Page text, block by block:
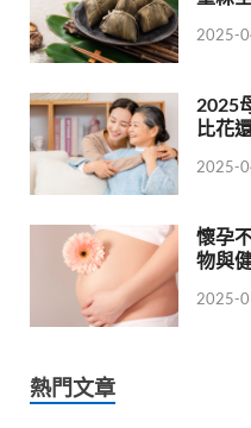
2025-
2025
比花
2025-
懷孕
物與
2025-
熱門文章